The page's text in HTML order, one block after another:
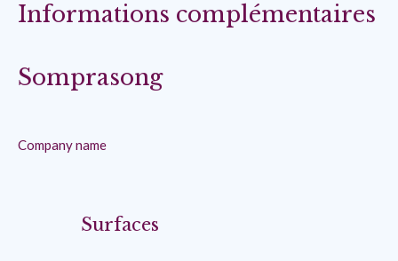
Informations complémentaires
Somprasong
Company name
Surfaces